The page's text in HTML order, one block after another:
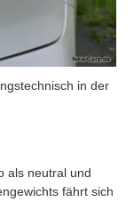
in der
als neutral und
fährt sich